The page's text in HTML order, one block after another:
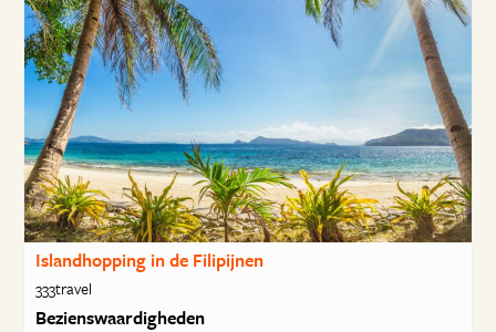
Islandhopping in de Filipijnen
333travel
Bezienswaardigheden